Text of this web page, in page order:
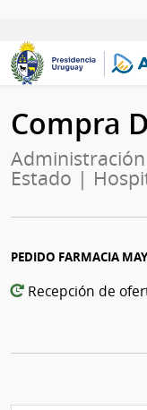
Compra
Estado |
PEDIDO FARMACIA
Recepción de